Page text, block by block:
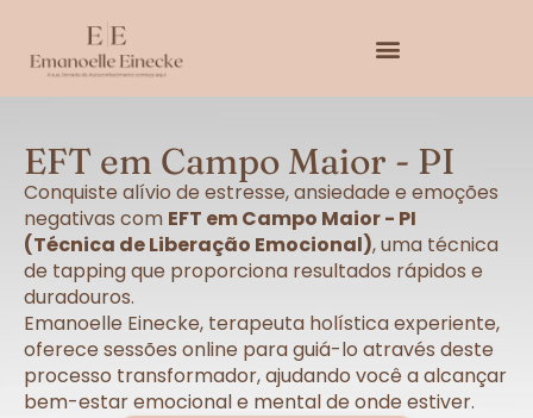
EFT em Campo Maior - PI
Conquiste alívio de estresse, ansiedade e emoções
negativas com EFT em Campo Maior - PI
(Técnica de Liberação Emocional), uma técnica
de tapping que proporciona resultados rápidos e
duradouros.
Emanoelle Einecke, terapeuta holística experiente,
oferece sessões online para guiá-lo através deste
processo transformador, ajudando você a alcançar
bem-estar emocional e mental de onde estiver.